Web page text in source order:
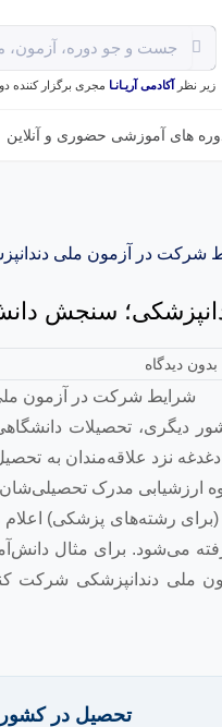
زیر نظر آکادمی آریـانـا مجری برگزار کننده
های آموزشی حضوری و آنلاین
شرکت در آزمون ملی
سنجش
بدون دیدگاه
دیگری، تحصیلات
نزد علاقه‌مندان به
نحوه ارزشیابی مدرک
رشته‌های پزشکی)
برای مثال
آزمون ملی دندانپزشکی
تحصیل در